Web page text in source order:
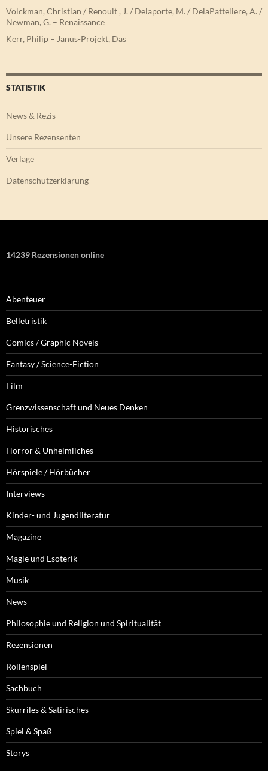
Volckman, Christian / Renoult , J. / Delaporte, M. / DelaPatteliere, A. /
Newman, G. – Renaissance
Kerr, Philip – Janus-Projekt, Das
STATISTIK
News & Rezis
Unsere Rezensenten
Verlage
Datenschutzerklärung
14239 Rezensionen online
Abenteuer
Belletristik
Comics / Graphic Novels
Fantasy / Science-Fiction
Film
Grenzwissenschaft und Neues Denken
Historisches
Horror & Unheimliches
Hörspiele / Hörbücher
Interviews
Kinder- und Jugendliteratur
Magazine
Magie und Esoterik
Musik
News
Philosophie und Religion und Spiritualität
Rezensionen
Rollenspiel
Sachbuch
Skurriles & Satirisches
Spiel & Spaß
Storys